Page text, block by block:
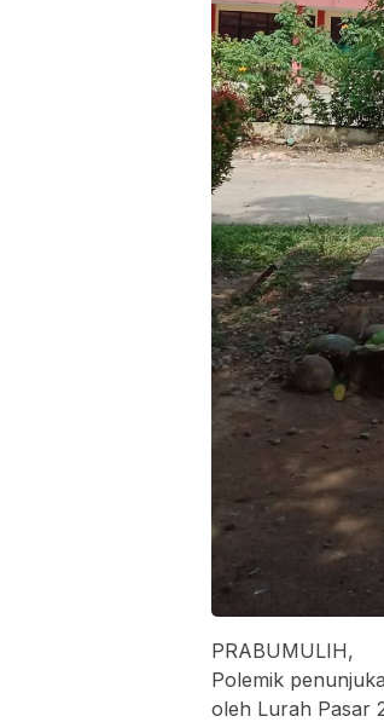
‎PRABUMULIH,
‎Polemik
oleh Lurah Pasar